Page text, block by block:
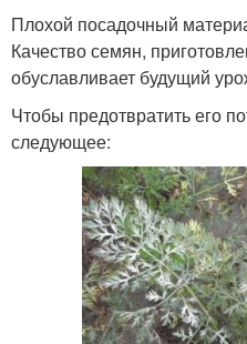
Плохой посадочный
Качество семян,
обуславливает будущий
Чтобы предотвратить его
следующее: